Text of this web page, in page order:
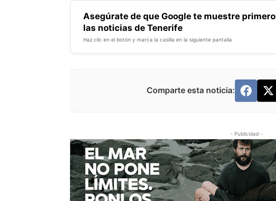
Asegúrate de que Google te muestre primero
las noticias de Tenerife
Haz clic en el botón y marca la casilla en la siguiente pantalla
Comparte esta noticia:
- Publicidad -